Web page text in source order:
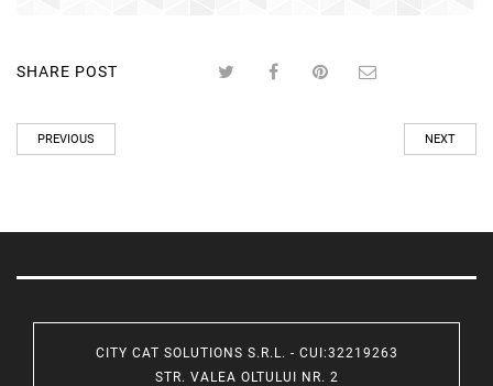
SHARE POST
PREVIOUS NEXT
CITY CAT SOLUTIONS S.R.L. - CUI:32219263
STR. VALEA OLTULUI NR. 2